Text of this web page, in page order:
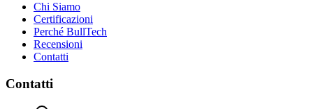
Chi Siamo
Certificazioni
Perché BullTech
Recensioni
Contatti
Contatti